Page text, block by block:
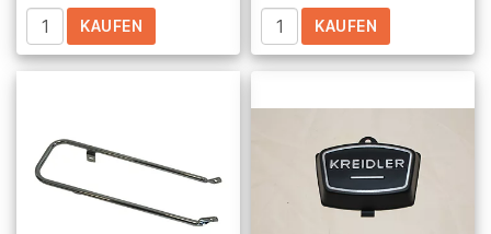
KAUFEN KAUFEN